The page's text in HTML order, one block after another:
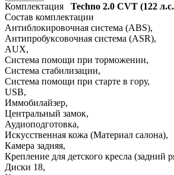
Комплектация Techno 2.0 CVT (122
Состав комплектации
Антиблокировочная система (ABS),
Антипробуксовочная система (ASR),
AUX,
Система помощи при торможении,
Система стабилизации,
Система помощи при старте в гору,
USB,
Иммобилайзер,
Центральный замок,
Аудиоподготовка,
Искусственная кожа (Материал салона),
Камера задняя,
Крепление для детского кресла (задний
Диски 18,